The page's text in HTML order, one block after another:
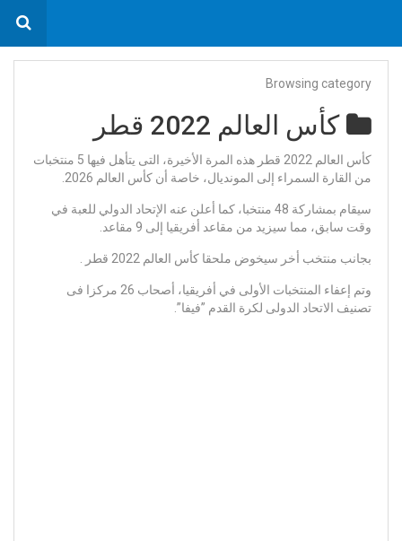
Browsing category
كأس العالم 2022 قطر
كأس العالم 2022 قطر هذه المرة الأخيرة، التى يتأهل فيها 5 منتخبات
من القارة السمراء إلى المونديال، خاصة أن كأس العالم 2026.
سيقام بمشاركة 48 منتخبا، كما أعلن عنه الإتحاد الدولي للعبة في
وقت سابق، مما سيزيد من مقاعد أفريقيا إلى 9 مقاعد.
بجانب منتخب أخر سيخوض ملحقا كأس العالم 2022 قطر .
وتم إعفاء المنتخبات الأولى في أفريقيا، أصحاب 26 مركزا فى
تصنيف الاتحاد الدولى لكرة القدم ”فيفا”.